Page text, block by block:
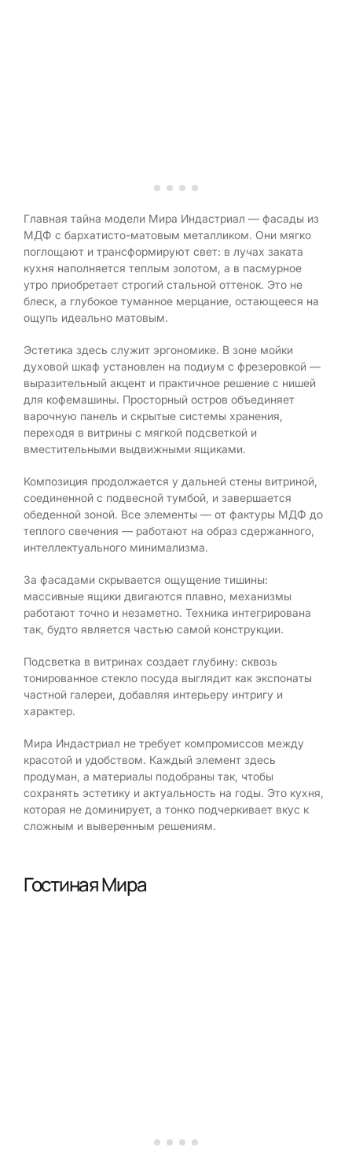
Главная тайна модели Мира Индастриал — фасады из
МДФ с бархатисто-матовым металликом. Они мягко
поглощают и трансформируют свет: в лучах заката
кухня наполняется теплым золотом, а в пасмурное
утро приобретает строгий стальной оттенок. Это не
блеск, а глубокое туманное мерцание, остающееся на
ощупь идеально матовым.
Эстетика здесь служит эргономике. В зоне мойки
духовой шкаф установлен на подиум с фрезеровкой —
выразительный акцент и практичное решение с нишей
для кофемашины. Просторный остров объединяет
варочную панель и скрытые системы хранения,
переходя в витрины с мягкой подсветкой и
вместительными выдвижными ящиками.
Композиция продолжается у дальней стены витриной,
соединенной с подвесной тумбой, и завершается
обеденной зоной. Все элементы — от фактуры МДФ до
теплого свечения — работают на образ сдержанного,
интеллектуального минимализма.
За фасадами скрывается ощущение тишины:
массивные ящики двигаются плавно, механизмы
работают точно и незаметно. Техника интегрирована
так, будто является частью самой конструкции.
Подсветка в витринах создает глубину: сквозь
тонированное стекло посуда выглядит как экспонаты
частной галереи, добавляя интерьеру интригу и
характер.
Мира Индастриал не требует компромиссов между
красотой и удобством. Каждый элемент здесь
продуман, а материалы подобраны так, чтобы
сохранять эстетику и актуальность на годы. Это кухня,
которая не доминирует, а тонко подчеркивает вкус к
сложным и выверенным решениям.
Гостиная Мира